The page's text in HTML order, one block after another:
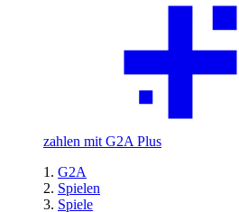
zahlen mit G2A Plus
G2A
Spielen
Spiele